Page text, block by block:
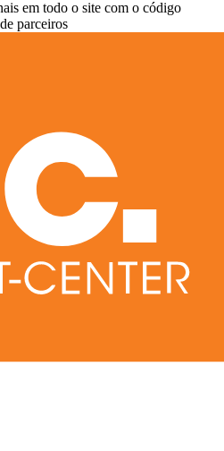
em todo o site com o código
parceiros